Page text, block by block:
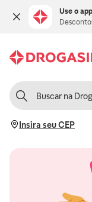
Use o
Insira seu CEP